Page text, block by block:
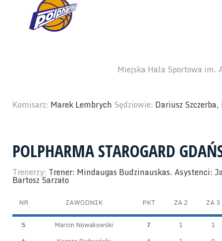
Miejska Hala Sportowa im.
Komisarz: Marek Lembrych Sędziowie: Dariusz
POLPHARMA STAROGARD
Trenerzy: Trener: Mindaugas Budzinauskas. Asystenci:
Bartosz Sarzało
NR ZAWODNIK PKT ZA 2 ZA 3
5 Marcin Nowakowski 7 1
1